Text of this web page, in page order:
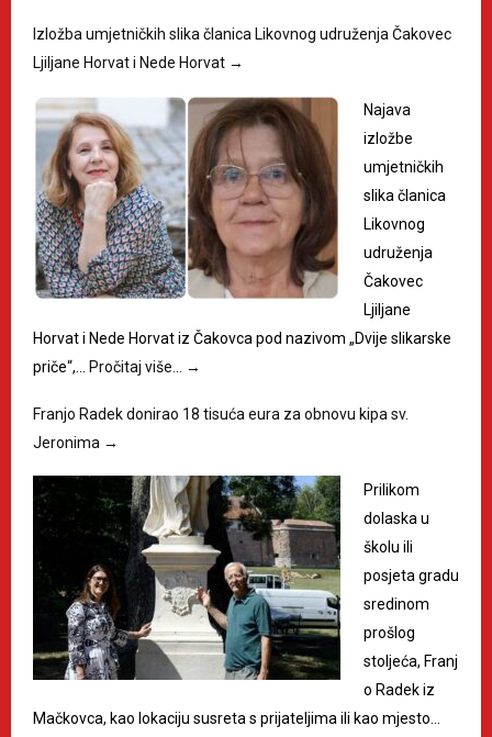
Izložba umjetničkih slika članica Likovnog udruženja Čakovec
Ljiljane Horvat i Nede Horvat →
Najava
izložbe
umjetničkih
slika članica
Likovnog
udruženja
Čakovec
Ljiljane
Horvat i Nede Horvat iz Čakovca pod nazivom „Dvije slikarske
priče“,…
Pročitaj više… →
Franjo Radek donirao 18 tisuća eura za obnovu kipa sv.
Jeronima →
Prilikom
dolaska u
školu ili
posjeta gradu
sredinom
prošlog
stoljeća, Franj
o Radek iz
Mačkovca, kao lokaciju susreta s prijateljima ili kao mjesto…